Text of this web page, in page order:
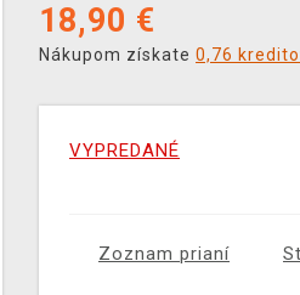
18,90 €
Nákupom získate 0,76
VYPREDANÉ
Zoznam prianí